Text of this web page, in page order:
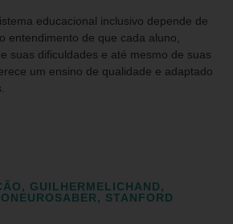
educacional inclusivo depende de
entendimento de que cada aluno,
suas dificuldades e até mesmo de suas
um ensino de qualidade e adaptado
, GUILHERMELICHAND,
, STANFORD